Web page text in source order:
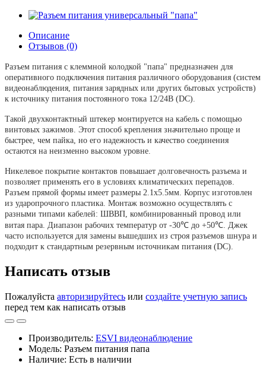
Описание
Отзывов (0)
Разъем питания с клеммной колодкой "папа" предназначен для
оперативного подключения питания различного оборудования (систем
видеонаблюдения, питания зарядных или других бытовых устройств)
к источнику питания постоянного тока 12/24В (DC).
Такой двухконтактный штекер монтируется на кабель с помощью
винтовых зажимов. Этот способ крепления значительно проще и
быстрее, чем пайка, но его надежность и качество соединения
остаются на неизменно высоком уровне.
Никелевое покрытие контактов повышает долговечность разъема и
позволяет применять его в условиях климатических перепадов.
Разъем прямой формы имеет размеры 2.1х5.5мм. Корпус изготовлен
из ударопрочного пластика. Монтаж возможно осуществлять с
разными типами кабелей: ШВВП, комбинированный провод или
витая пара. Диапазон рабочих температур от -30℃ до +50℃. Джек
часто используется для замены вышедших из строя разъемов шнура и
подходит к стандартным резервным источникам питания (DC).
Написать отзыв
Пожалуйста авторизируйтесь или создайте учетную запись
перед тем как написать отзыв
Производитель: ESVI видеонаблюдение
Модель: Разъем питания папа
Наличие: Есть в наличии